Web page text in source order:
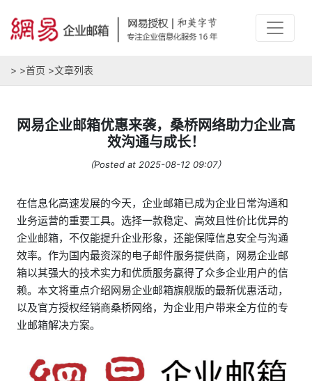
> >首页 >文章列表
网易企业邮箱优惠来袭，桑桥网络助力企业高
效沟通与成长！
（Posted at 2025-08-12 09:07）
在信息化高速发展的今天，企业邮箱已成为企业日常沟通和
业务运营的重要工具。选择一款稳定、高效且性价比优异的
企业邮箱，不仅能提升企业形象，还能保障信息安全与沟通
效率。作为国内最资深的电子邮件服务提供商，网易企业邮
箱以其强大的技术实力和优质服务赢得了众多企业用户的信
赖。本文将重点介绍网易企业邮箱旗舰版的最新优惠活动，
以及官方授权经销商桑桥网络，为企业用户带来全方位的专
业邮箱解决方案。